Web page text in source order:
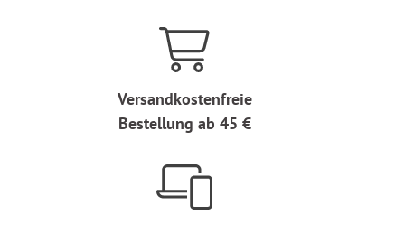
Versandkostenfreie
Bestellung ab 45 €